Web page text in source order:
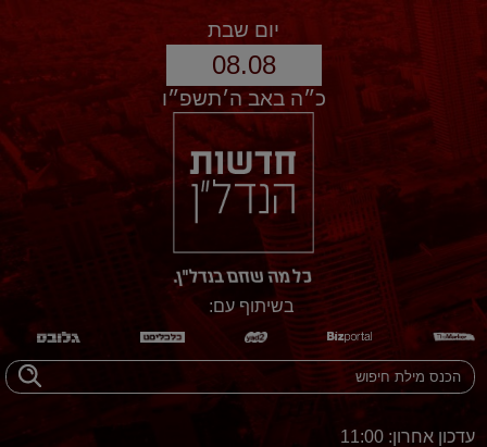
יום שבת
08.08
כ״ה באב ה׳תשפ״ו
בשיתוף עם:
עדכון אחרון: 11:00